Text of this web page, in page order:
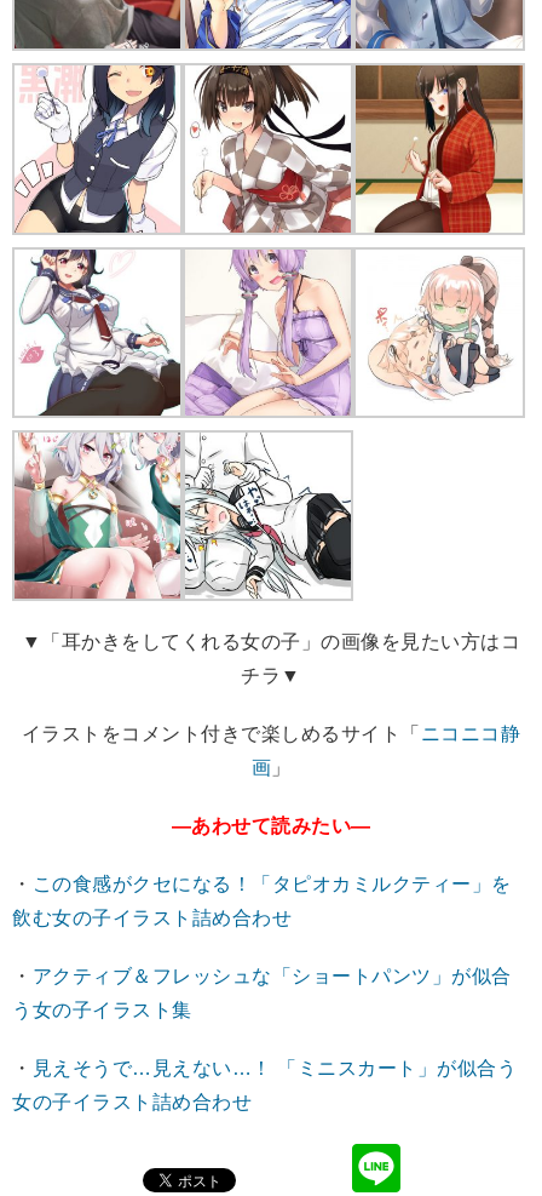
▼「耳かきをしてくれる女の子」の画像を見たい方はコ
チラ▼
イラストをコメント付きで楽しめるサイト「 ニコニコ静
画 」
―あわせて読みたい―
・ この食感がクセになる！「タピオカミルクティー」を
飲む女の子イラスト詰め合わせ
・ アクティブ＆フレッシュな「ショートパンツ」が似合
う女の子イラスト集
・ 見えそうで…見えない…！ 「ミニスカート」が似合う
女の子イラスト詰め合わせ